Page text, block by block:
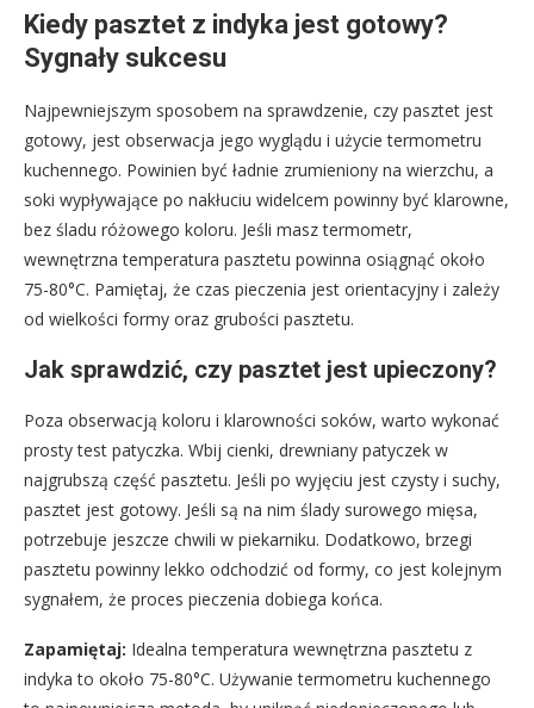
Kiedy pasztet z indyka jest gotowy?
Sygnały sukcesu
Najpewniejszym sposobem na sprawdzenie, czy pasztet jest
gotowy, jest obserwacja jego wyglądu i użycie termometru
kuchennego. Powinien być ładnie zrumieniony na wierzchu, a
soki wypływające po nakłuciu widelcem powinny być klarowne,
bez śladu różowego koloru. Jeśli masz termometr,
wewnętrzna temperatura pasztetu powinna osiągnąć około
75-80°C. Pamiętaj, że czas pieczenia jest orientacyjny i zależy
od wielkości formy oraz grubości pasztetu.
Jak sprawdzić, czy pasztet jest upieczony?
Poza obserwacją koloru i klarowności soków, warto wykonać
prosty test patyczka. Wbij cienki, drewniany patyczek w
najgrubszą część pasztetu. Jeśli po wyjęciu jest czysty i suchy,
pasztet jest gotowy. Jeśli są na nim ślady surowego mięsa,
potrzebuje jeszcze chwili w piekarniku. Dodatkowo, brzegi
pasztetu powinny lekko odchodzić od formy, co jest kolejnym
sygnałem, że proces pieczenia dobiega końca.
Zapamiętaj: Idealna temperatura wewnętrzna pasztetu z
indyka to około 75-80°C. Używanie termometru kuchennego